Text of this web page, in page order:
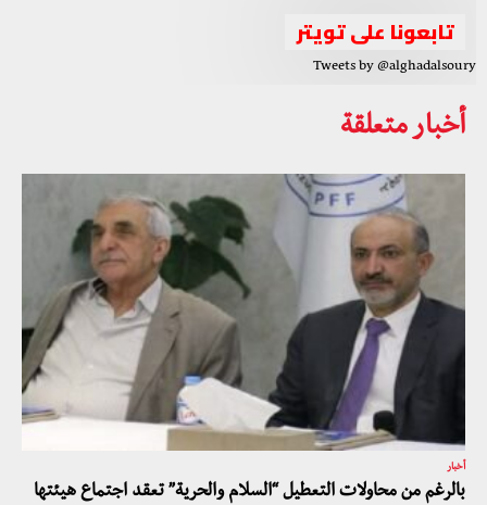
تابعونا على تويتر
Tweets by @alghadalsoury
أخبار متعلقة
أخبار
بالرغم من محاولات التعطيل “السلام والحرية” تعقد اجتماع هيئتها